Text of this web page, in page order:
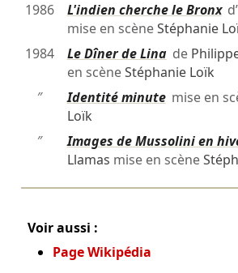
1986
L'indien cherche le Bronxd’
mise en scèneStéphanie
1984
Le Dîner de Linade
en scèneStéphanie Loïk
″
Identité minutemise en
Loïk
″
Images de Mussolini en
Llamas mise en scène
Voir aussi :
Page Wikipédia